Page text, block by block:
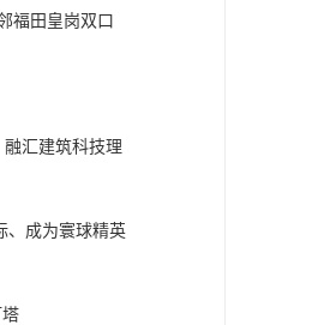
福田皇岗双口
汇建筑科技理
、成为寰球精英